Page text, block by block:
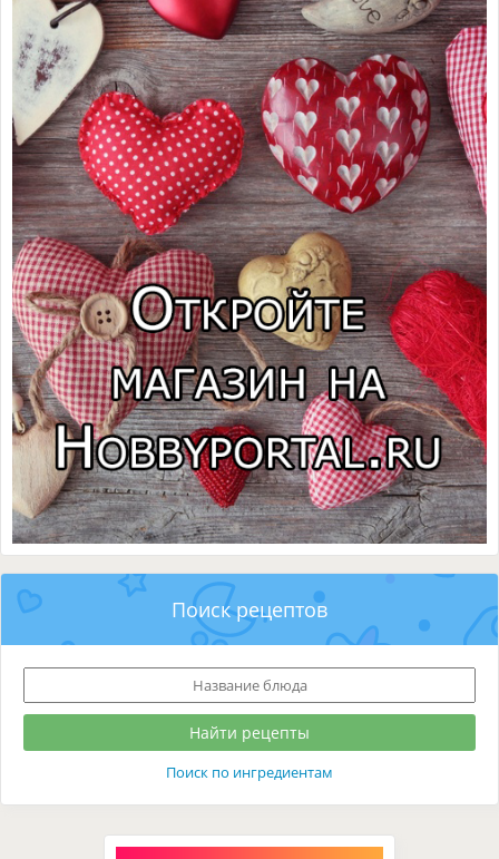
Поиск рецептов
Поиск по ингредиентам